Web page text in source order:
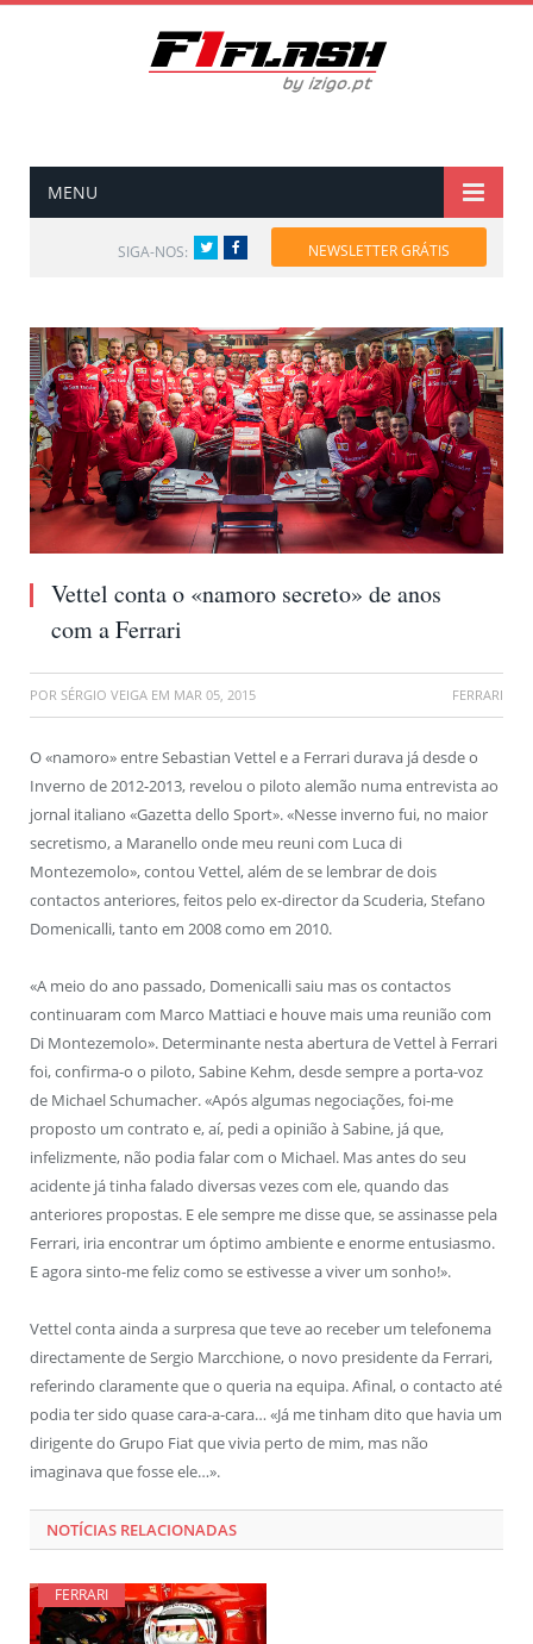
MENU
SIGA-NOS: TwitterFacebook NEWSLETTER GRÁTIS
Vettel conta o «namoro secreto» de anos
com a Ferrari
POR SÉRGIO VEIGA EM MAR 05, 2015 FERRARI
O «namoro» entre Sebastian Vettel e a Ferrari durava já desde o
Inverno de 2012-2013, revelou o piloto alemão numa entrevista ao
jornal italiano «Gazetta dello Sport». «Nesse inverno fui, no maior
secretismo, a Maranello onde meu reuni com Luca di
Montezemolo», contou Vettel, além de se lembrar de dois
contactos anteriores, feitos pelo ex-director da Scuderia, Stefano
Domenicalli, tanto em 2008 como em 2010.
«A meio do ano passado, Domenicalli saiu mas os contactos
continuaram com Marco Mattiaci e houve mais uma reunião com
Di Montezemolo». Determinante nesta abertura de Vettel à Ferrari
foi, confirma-o o piloto, Sabine Kehm, desde sempre a porta-voz
de Michael Schumacher. «Após algumas negociações, foi-me
proposto um contrato e, aí, pedi a opinião à Sabine, já que,
infelizmente, não podia falar com o Michael. Mas antes do seu
acidente já tinha falado diversas vezes com ele, quando das
anteriores propostas. E ele sempre me disse que, se assinasse pela
Ferrari, iria encontrar um óptimo ambiente e enorme entusiasmo.
E agora sinto-me feliz como se estivesse a viver um sonho!».
Vettel conta ainda a surpresa que teve ao receber um telefonema
directamente de Sergio Marcchione, o novo presidente da Ferrari,
referindo claramente que o queria na equipa. Afinal, o contacto até
podia ter sido quase cara-a-cara… «Já me tinham dito que havia um
dirigente do Grupo Fiat que vivia perto de mim, mas não
imaginava que fosse ele…».
NOTÍCIAS RELACIONADAS
FERRARI